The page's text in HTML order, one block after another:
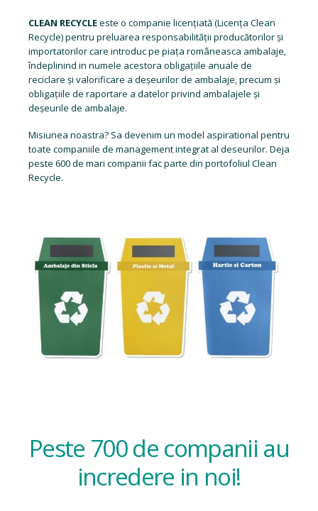
CLEAN RECYCLEeste o companie licențiată (Licența Clean
Recycle) pentru preluarea responsabilității producătorilor și
importatorilor care introduc pe piața româneasca ambalaje,
îndeplinind in numele acestora obligațiile anuale de
reciclare și valorificare a deșeurilor de ambalaje, precum și
obligațiile de raportare a datelor privind ambalajele și
deșeurile de ambalaje.
Misiunea noastra? Sa devenim un model aspirational pentru
toate companiile de management integrat al deseurilor. Deja
peste 600 de mari companii fac parte din portofoliul Clean
Recycle.
Peste 700 de companii au
incredere in noi!